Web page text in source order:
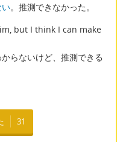
。推測できなかった。
but I think I can make
らないけど、推測できる
31